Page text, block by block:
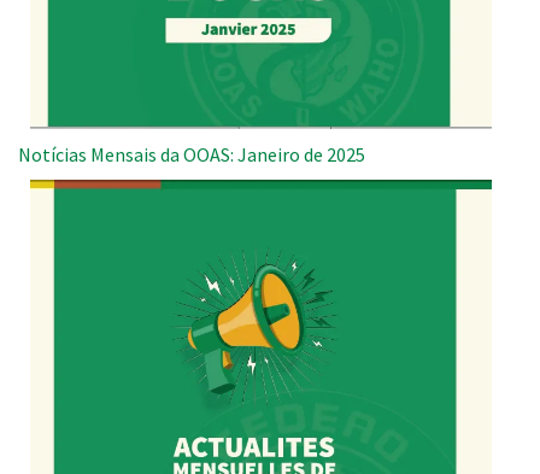
Notícias Mensais da OOAS: Janeiro de 2025